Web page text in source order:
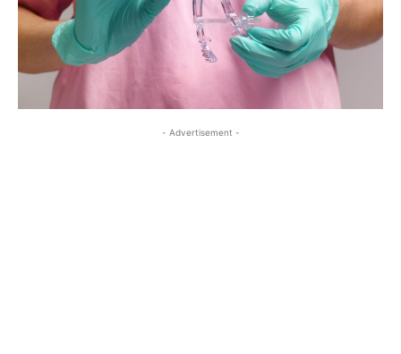
- Advertisement -